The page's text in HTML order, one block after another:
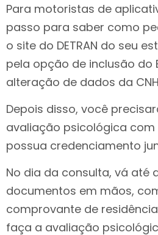
Para motoristas de
passo para saber como
o site do DETRAN do seu
pela opção de inclusão do
alteração de dados da
Depois disso, você
avaliação psicológica
possua credenciamento
No dia da consulta, vá até
documentos em mãos,
comprovante de
faça a avaliação